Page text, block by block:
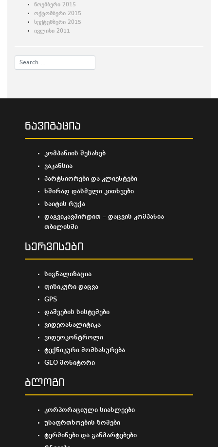
ნოემბერი 2015
ოქტომბერი 2015
სექტემბერი 2015
ივლისი 2011
ნავიგაცია
კომპანიის შესახებ
ვაკანსია
პარტნიორები და კლიენტები
ხშირად დასმული კითხვები
საიტის რუქა
დაგვიკავშირდით – დაცვის კომპანია
თბილისში
სერვისები
სიგნალიზაცია
ფიზიკური დაცვა
GPS
დაშვების სისტემები
ვიდეოანალიტიკა
ვიდეოკონტროლი
ტექნიკური მომსახურება
GEO მონიტორი
ბლოგი
კორპორაციული სიახლეები
უსაფრთხოების ზომები
ტერმინები და განმარტებები